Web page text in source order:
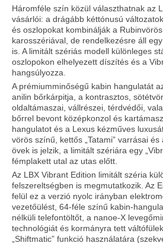
Háromféle szín közül választhatnak az
vásárlói: a drágább kéttónusú
és oszlopokat kombinálják a
karosszériával, de rendelkezésre áll
is. A limitált szériás modell különleges
oszlopokon elhelyezett díszítés és a
hangsúlyozza.
A prémiumminőségű kabin hangulatát
anilin bőrkárpitja, a kontrasztos,
oldaltámaszai, vállrészei, térdvédői,
bőrrel bevont középkonzol és
hangulatot és a Lexus kézműves
vörös színű, kettős „Tatami” varrásai
övek is jelzik, a limitált szériára egy
fémplakett utal az utas előtt.
Az LBX Vibrant Edition limitált széria
felszereltségben is megmutatkozik. Az
felül ez a verzió nyolc irányban
vezetőülést, 64-féle színű kabin-
nélküli telefontöltőt, a nanoe-X
technológiát és kormányra tett
„Shiftmatic” funkció használatára